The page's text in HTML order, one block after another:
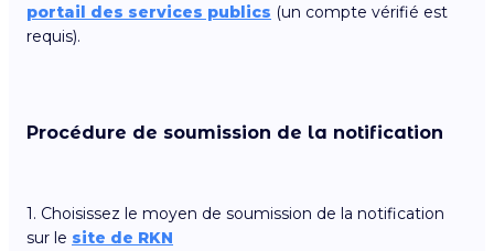
portail des services publics (un compte vérifié est
requis).
Procédure de soumission de la notification
1. Choisissez le moyen de soumission de la notification
sur le site de RKN